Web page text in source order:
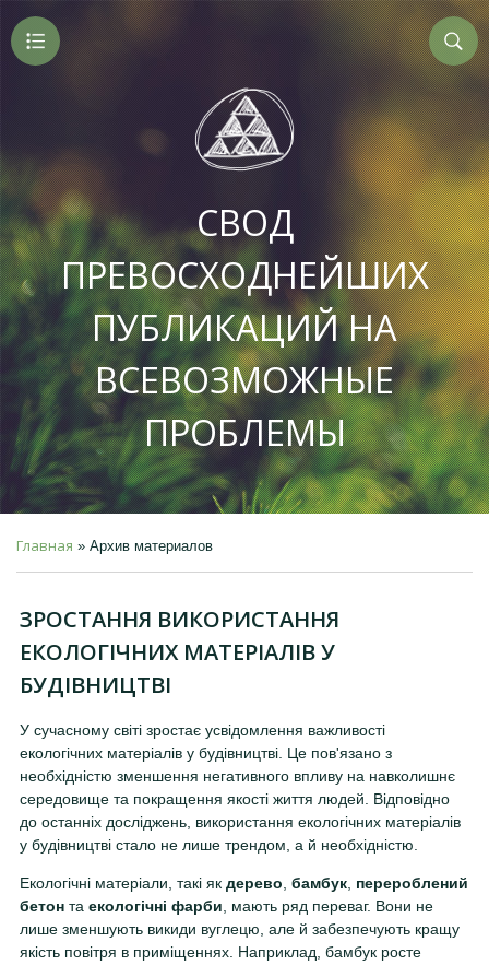
СВОД
ПРЕВОСХОДНЕЙШИХ
ПУБЛИКАЦИЙ НА
ВСЕВОЗМОЖНЫЕ
ПРОБЛЕМЫ
Главная » Архив материалов
ЗРОСТАННЯ ВИКОРИСТАННЯ
ЕКОЛОГІЧНИХ МАТЕРІАЛІВ У
БУДІВНИЦТВІ
У сучасному світі зростає усвідомлення важливості
екологічних матеріалів у будівництві. Це пов'язано з
необхідністю зменшення негативного впливу на навколишнє
середовище та покращення якості життя людей. Відповідно
до останніх досліджень, використання екологічних матеріалів
у будівництві стало не лише трендом, а й необхідністю.
Екологічні матеріали, такі як дерево бамбук перероблений
бетон та екологічні фарби , мають ряд переваг. Вони не
лише зменшують викиди вуглецю, але й забезпечують кращу
якість повітря в приміщеннях. Наприклад, бамбук росте